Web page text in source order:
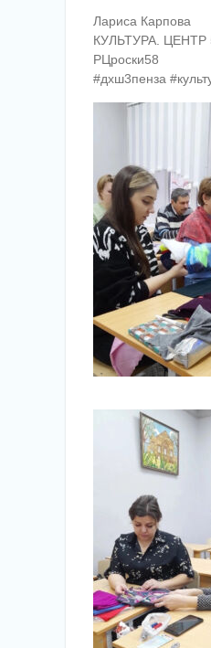
Лариса Карпова
КУЛЬТУРА.
РЦроски58
#дхш3пенза